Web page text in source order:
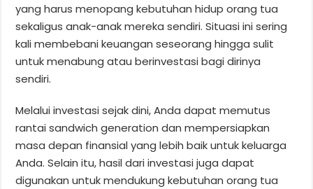
yang harus menopang kebutuhan hidup orang tua
sekaligus anak-anak mereka sendiri. Situasi ini sering
kali membebani keuangan seseorang hingga sulit
untuk menabung atau berinvestasi bagi dirinya
sendiri.
Melalui investasi sejak dini, Anda dapat memutus
rantai sandwich generation dan mempersiapkan
masa depan finansial yang lebih baik untuk keluarga
Anda. Selain itu, hasil dari investasi juga dapat
digunakan untuk mendukung kebutuhan orang tua